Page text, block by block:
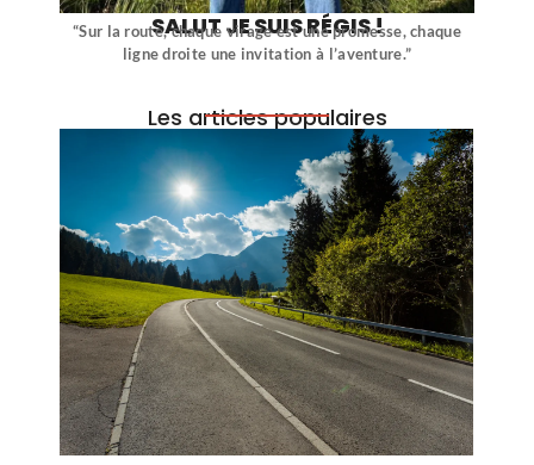
SALUT JE SUIS RÉGIS !
“Sur la route, chaque virage est une promesse, chaque
ligne droite une invitation à l’aventure.”
Les articles populaires